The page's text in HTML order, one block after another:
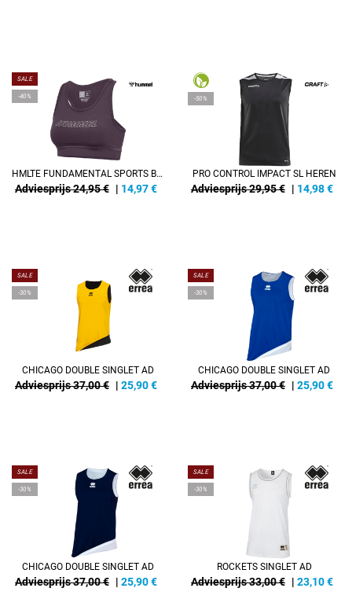
SALE
-40%
HMLTE FUNDAMENTAL SPORTS BRA
Adviesprijs 24,95 € | 14,97€
-50%
PRO CONTROL IMPACT SL HEREN
Adviesprijs 29,95 € | 14,98€
SALE
-30%
CHICAGO DOUBLE SINGLET AD
Adviesprijs 37,00 € | 25,90€
SALE
-30%
CHICAGO DOUBLE SINGLET AD
Adviesprijs 37,00 € | 25,90€
SALE
-30%
CHICAGO DOUBLE SINGLET AD
Adviesprijs 37,00 € | 25,90€
SALE
-30%
ROCKETS SINGLET AD
Adviesprijs 33,00 € | 23,10€